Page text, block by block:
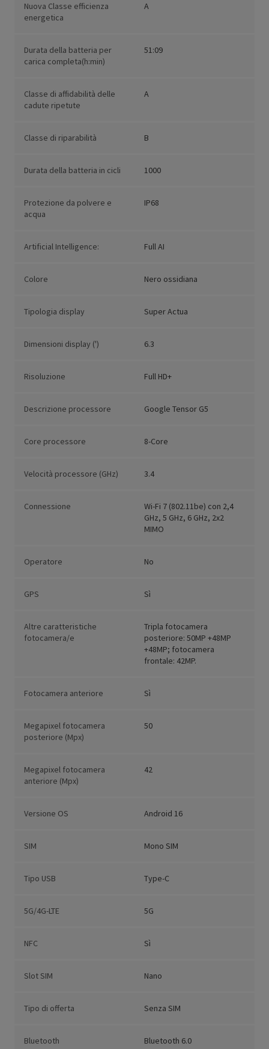
Nuova Classe efficienza
energetica
A
Durata della batteria per
carica completa(h:min)
51:09
Classe di affidabilità delle
cadute ripetute
A
Classe di riparabilità B
Durata della batteria in cicli 1000
Protezione da polvere e
acqua
IP68
Artificial Intelligence: Full AI
Colore Nero ossidiana
Tipologia display Super Actua
Dimensioni display (') 6.3
Risoluzione Full HD+
Descrizione processore Google Tensor G5
Core processore 8-Core
Velocità processore (GHz) 3.4
Connessione
Wi-Fi 7 (802.11be) con 2,4
GHz, 5 GHz, 6 GHz, 2x2
MIMO
Operatore No
GPS Sì
Altre caratteristiche
fotocamera/e
Tripla fotocamera
posteriore: 50MP +48MP
+48MP; fotocamera
frontale: 42MP.
Fotocamera anteriore Sì
Megapixel fotocamera
posteriore (Mpx)
50
Megapixel fotocamera
anteriore (Mpx)
42
Versione OS Android 16
SIM Mono SIM
Tipo USB Type-C
5G/4G-LTE 5G
NFC Sì
Slot SIM Nano
Tipo di offerta Senza SIM
Bluetooth Bluetooth 6.0